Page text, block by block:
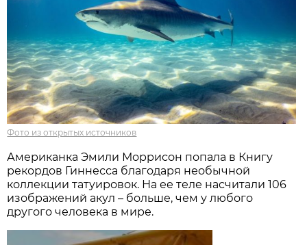
Фото из открытых источников
Американка Эмили Моррисон попала в Книгу
рекордов Гиннесса благодаря необычной
коллекции татуировок. На ее теле насчитали 106
изображений акул – больше, чем у любого
другого человека в мире.